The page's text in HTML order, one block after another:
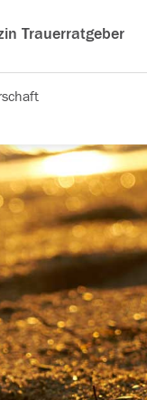
Trauerratgeber